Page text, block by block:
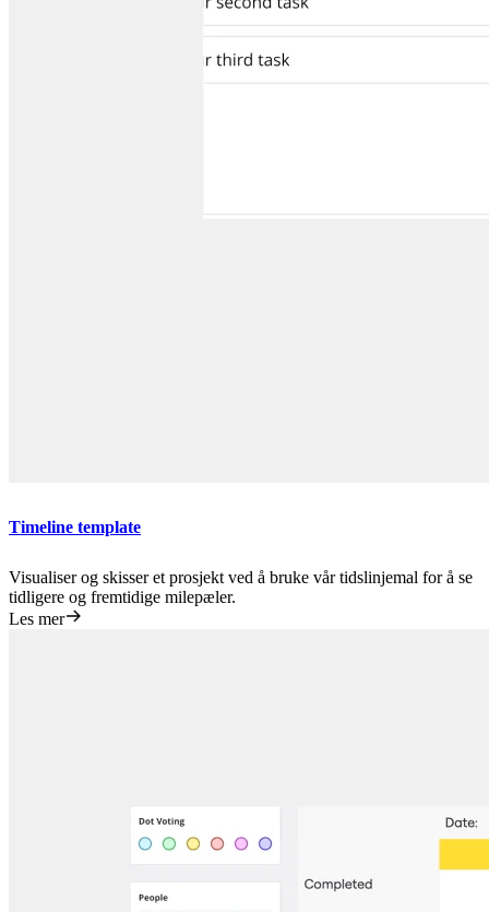
Timeline template
Visualiser og skisser et prosjekt ved å bruke vår tidslinjemal for å se
tidligere og fremtidige milepæler.
Les mer